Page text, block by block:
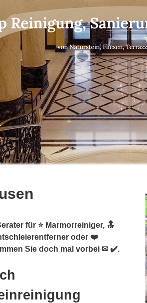
für ⭐ Marmorreiniger, 🔝
oder ❤️
Sie doch mal vorbei ✉ ✔️.